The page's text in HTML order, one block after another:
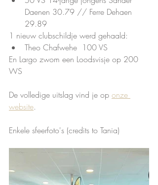
Daenen 30.79 // Ferre Dehaen
29.89
1 nieuw clubschildje werd gehaald:
Theo Chafwehe  100 VS
En Largo zwom een Loodsvisje op 200
WS
De volledige uitslag vind je op onze
website.
Enkele sfeerfoto's (credits to Tania)